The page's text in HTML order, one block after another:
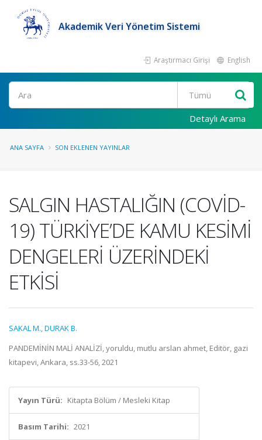
Akademik Veri Yönetim Sistemi
Araştırmacı Girişi English
Ara
Detaylı Arama
ANA SAYFA SON EKLENEN YAYINLAR
SALGIN HASTALIĞIN (COVİD-
19) TÜRKİYE’DE KAMU KESİMİ
DENGELERİ ÜZERİNDEKİ
ETKİSİ
SAKAL M.,DURAK B.
PANDEMİNİN MALİ ANALİZİ, yoruldu, mutlu arslan ahmet, Editör, gazi
kitapevi, Ankara, ss.33-56, 2021
Yayın Türü: Kitapta Bölüm / Mesleki Kitap
Basım Tarihi: 2021